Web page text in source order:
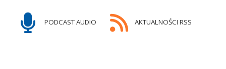
PODCAST AUDIO AKTUALNOŚCI RSS